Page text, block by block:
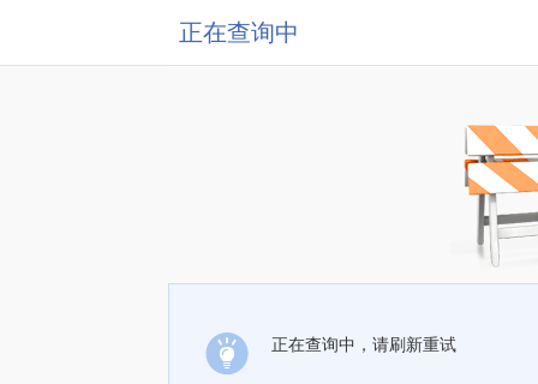
正在查询中
正在查询中，请刷新重试